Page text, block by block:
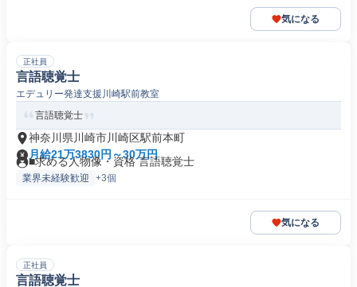
気になる
正社員
言語聴覚士
エデュリー発達支援川崎駅前教室
言語聴覚士
神奈川県川崎市川崎区駅前本町
月給21万3830円～30万円
■求める人物像・資格 言語聴覚士
業界未経験歓迎 +3個
気になる
正社員
言語聴覚士